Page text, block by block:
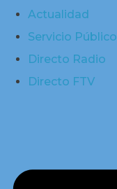
Actualidad
Servicio Público
Directo Radio
Directo FTV